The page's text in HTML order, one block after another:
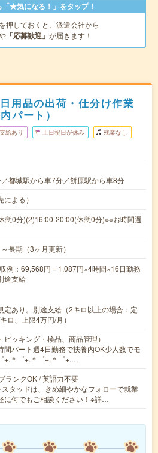
★気になる！」をタップ！
押しておくと、派遣会社から
「応募歓迎」 が届きます！
用品の出荷・仕分け作業
パート）
給あり 土日祝日が休み 残業なし
都城駅から車7分／餅原駅から車8分
よる）
憩0分)(2)16:00-20:00(休憩0分)※※お時間選
長期（3ヶ月更新）
例：69,568円＝1,087円×4時間×16日勤務
途支給
定あり。別途支給（2キロ以上の場合：定
ロ、上限4万円/月）
ッキング・検品、商品管理）
間パート週4日勤務で扶養内OK少人数でモ
+.＊゜+.＊゜+.＊゜+.…
ランクOK / 英語力不要
タッドは、きめ細やかなフォローで就業
に何でもご相談ください！※詳…